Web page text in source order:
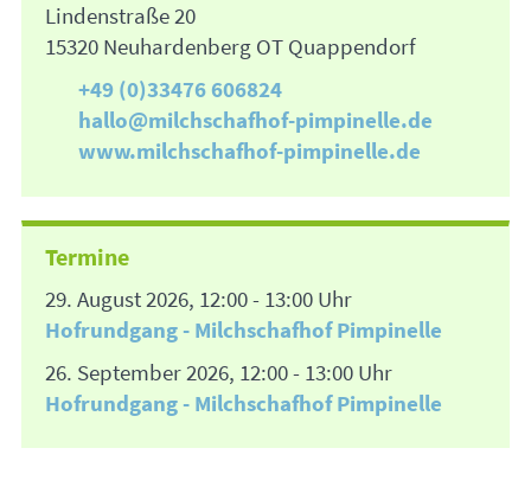
Lindenstraße 20
15320 Neuhardenberg OT Quappendorf
+49 (0)33476 606824
hallo@milchschafhof-pimpinelle.de
www.milchschafhof-pimpinelle.de
Termine
29. August 2026, 12:00 - 13:00 Uhr
Hofrundgang - Milchschafhof Pimpinelle
26. September 2026, 12:00 - 13:00 Uhr
Hofrundgang - Milchschafhof Pimpinelle